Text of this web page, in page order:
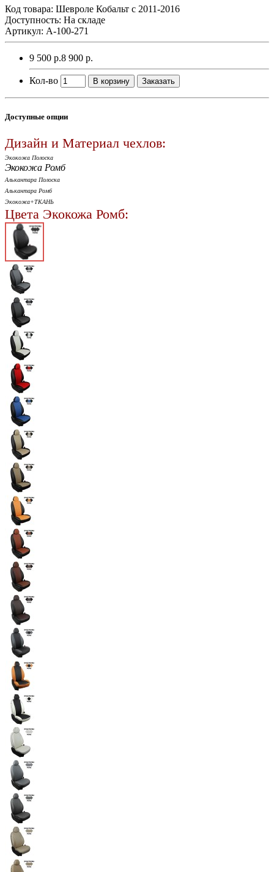
Код товара: Шевроле Кобальт с 2011-2016
Доступность: На складе
Артикул: A-100-271
9 500 р.8 900 р.
Кол-во В корзину Заказать
Доступные опции
Дизайн и Материал чехлов:
Экокожа Полоска
Экокожа Ромб
Алькантара Полоска
Алькантара Ромб
Экокожа+ТКАНЬ
Цвета Экокожа Ромб: